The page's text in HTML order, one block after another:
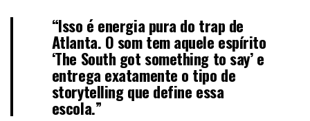
“Isso é energia pura do trap de
Atlanta. O som tem aquele espírito
‘The South got something to say’ e
entrega exatamente o tipo de
storytelling que define essa
escola.”